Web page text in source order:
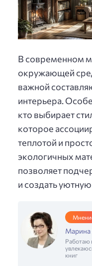
В современном
окружающей
важной
интерьера.
кто выбирает
которое
теплотой и
экологичных
позволяет
и создать
Марина
Работаю
книг